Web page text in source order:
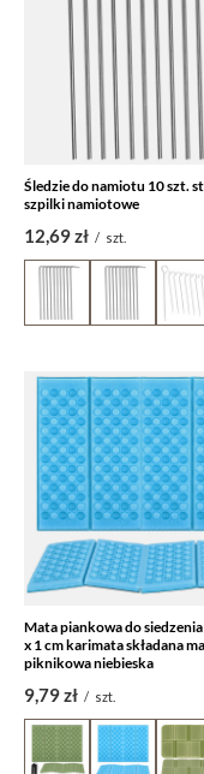
Śledzie do namiotu 10 szt.
szpilki namiotowe
12,69 zł / szt.
Mata piankowa do
x 1 cm karimata składana
piknikowa niebieska
9,79 zł / szt.